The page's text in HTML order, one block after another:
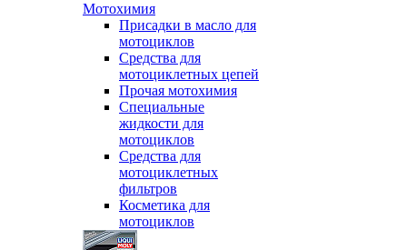
Мотохимия
Присадки в масло для
мотоциклов
Средства для
мотоциклетных цепей
Прочая мотохимия
Специальные
жидкости для
мотоциклов
Средства для
мотоциклетных
фильтров
Косметика для
мотоциклов